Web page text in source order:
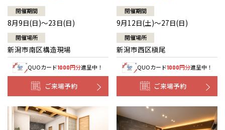
開催期間
8月9日(日)～23日(日)
開催場所
新潟市南区構造現場
QUOカード1000円分進呈中！
ご来場予約
開催期間
9月12日(土)～27日(日)
開催場所
新潟市西区槇尾
QUOカード1000円分進呈中！
ご来場予約